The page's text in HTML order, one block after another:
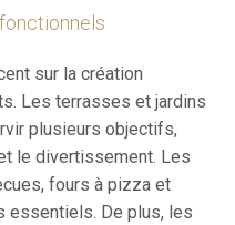
sur la création
Les terrasses et jardins
plusieurs objectifs,
le divertissement. Les
fours à pizza et
essentiels. De plus, les
des informations sur
de l'utilisateur
ses habitudes de
connaître les
Web et afficher des
de l'utilisateur.